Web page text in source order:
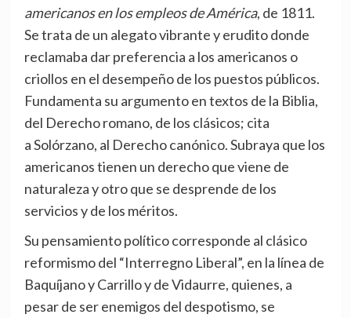
americanos en los empleos de América, de 1811.
Se trata de un alegato vibrante y erudito donde
reclamaba dar preferencia a los americanos o
criollos en el desempeño de los puestos públicos.
Fundamenta su argumento en textos de la Biblia,
del Derecho romano, de los clásicos; cita
a Solórzano, al Derecho canónico. Subraya que los
americanos tienen un derecho que viene de
naturaleza y otro que se desprende de los
servicios y de los méritos.
Su pensamiento político corresponde al clásico
reformismo del “Interregno Liberal”, en la línea de
Baquíjano y Carrillo y de Vidaurre, quienes, a
pesar de ser enemigos del despotismo, se